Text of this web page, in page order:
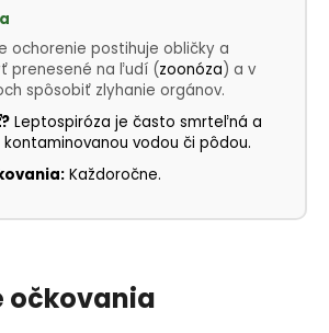
ochorenie postihuje obličky a
prenesené na ľudí (zoonóza) a v
spôsobiť zlyhanie orgánov.
Leptospiróza je často smrteľná a
vodou či pôdou.
Každoročne.
očkovania